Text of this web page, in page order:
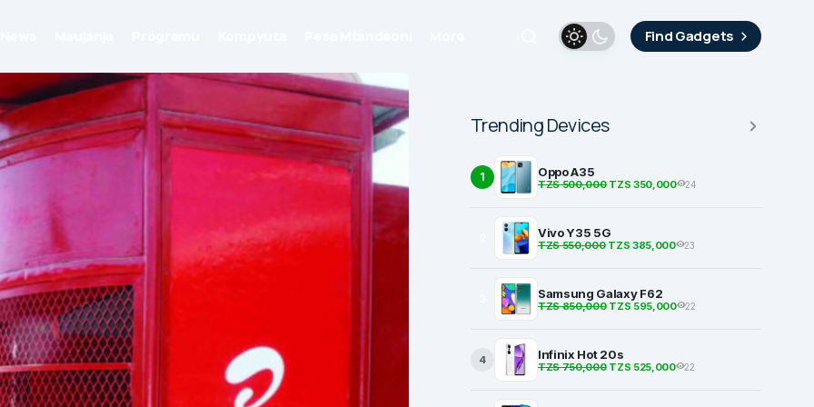
Find Gadgets
Trending Devices
1 Oppo A35
TZS 500,000TZS 350,000 24
Vivo Y35 5G
TZS 550,000TZS 385,000 23
Samsung Galaxy F62
TZS 850,000TZS 595,000 22
4 Infinix Hot 20s
TZS 750,000TZS 525,000 22